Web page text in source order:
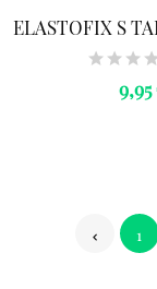
ELASTOFIX S
1